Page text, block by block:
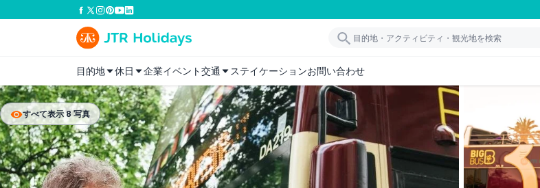
目的地 休日 企業イベント交通 ステイケーションお問い合わせ
すべて表示 8 写真